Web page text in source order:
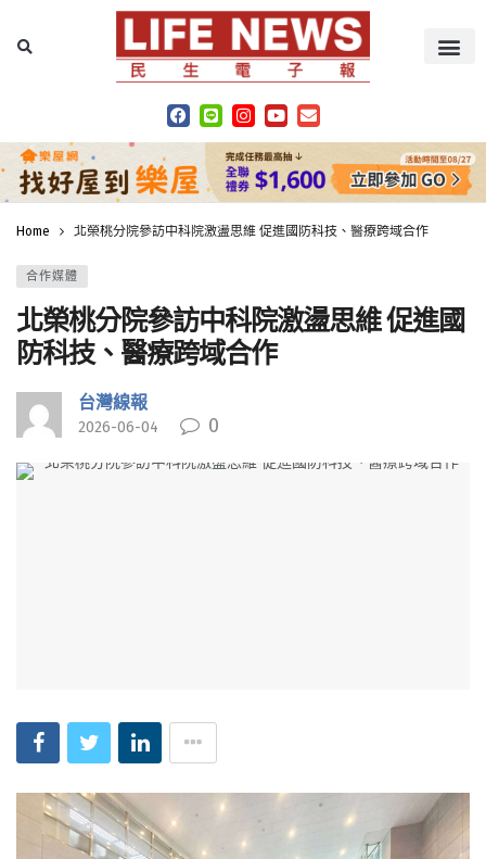
Home 北榮桃分院參訪中科院激盪思維 促進國防科技、醫療跨域合作
合作媒體
北榮桃分院參訪中科院激盪思維 促進國
防科技、醫療跨域合作
台灣線報
2026-06-04 0